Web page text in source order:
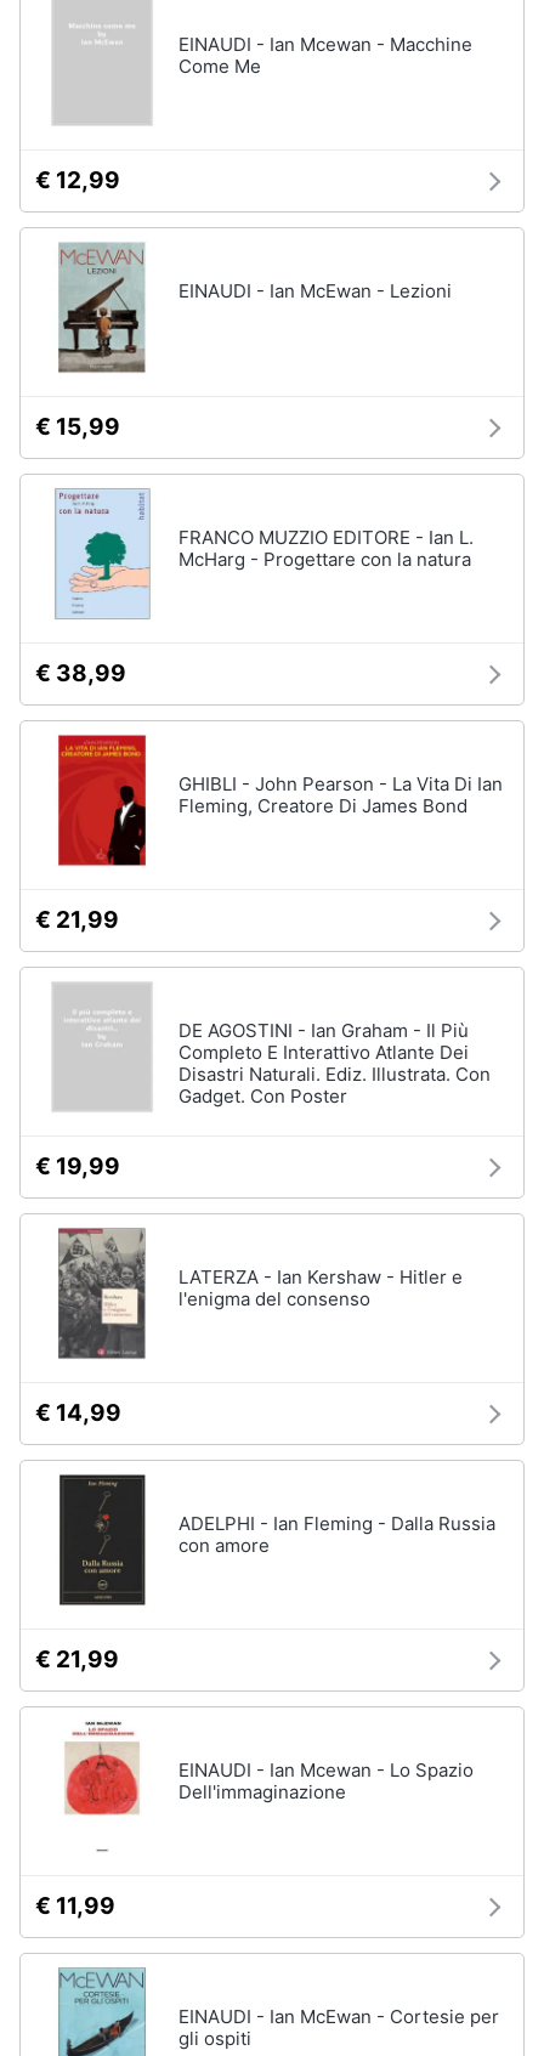
EINAUDI - Ian Mcewan - Macchine
Come Me
€ 12,99
EINAUDI - Ian McEwan - Lezioni
€ 15,99
FRANCO MUZZIO EDITORE - Ian L.
McHarg - Progettare con la natura
€ 38,99
GHIBLI - John Pearson - La Vita Di Ian
Fleming, Creatore Di James Bond
€ 21,99
DE AGOSTINI - Ian Graham - Il Più
Completo E Interattivo Atlante Dei
Disastri Naturali. Ediz. Illustrata. Con
Gadget. Con Poster
€ 19,99
LATERZA - Ian Kershaw - Hitler e
l'enigma del consenso
€ 14,99
ADELPHI - Ian Fleming - Dalla Russia
con amore
€ 21,99
EINAUDI - Ian Mcewan - Lo Spazio
Dell'immaginazione
€ 11,99
EINAUDI - Ian McEwan - Cortesie per
gli ospiti